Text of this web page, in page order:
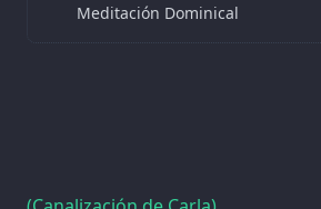
Meditación Dominical